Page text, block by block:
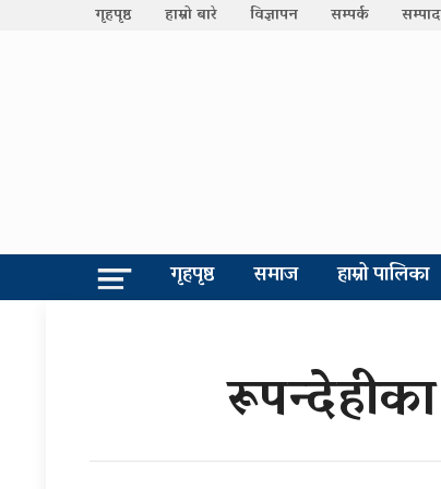
गृहपृष्ठ हाम्रो बारे विज्ञापन सम्पर्क
गृहपृष्ठ समाज हाम्रो पालिका